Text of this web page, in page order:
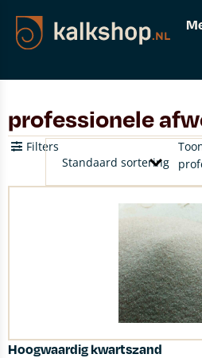
professionele
Filters
Hoogwaardig kwartszand